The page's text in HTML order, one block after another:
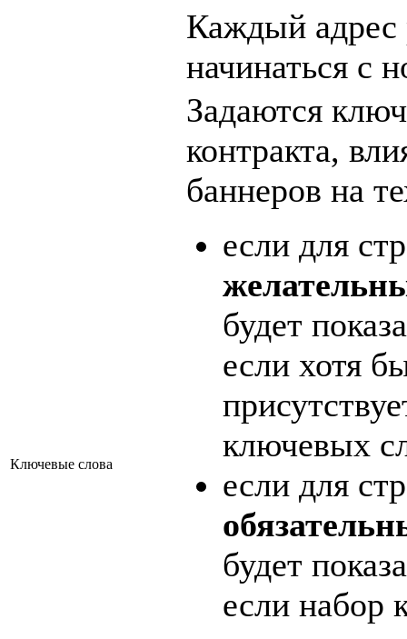
Каждый адрес
начинаться с
Ключевые слова
Задаются
контракта,
баннеров на
если для
будет
если хотя
ключевых
если для
будет
если набор